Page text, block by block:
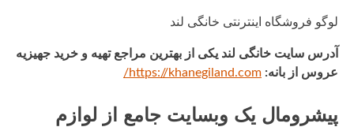
لوگو فروشگاه اینترنتی خانگی لند
آدرس سایت خانگی لند یکی از بهترین مراجع تهیه و خرید جهیزیه
عروس از بانه: https://khanegiland.com/
پیشرومال یک وبسایت جامع از لوازم